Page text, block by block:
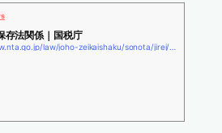
存法関係｜国税庁